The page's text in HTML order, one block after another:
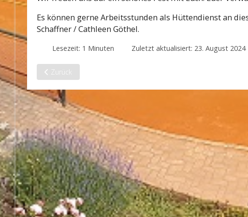
Es können gerne Arbeitsstunden als Hüttendienst an
Schaffner / Cathleen Göthel.
Lesezeit: 1 Minuten Zuletzt aktualisiert: 23. August 2024
Vorheriger Beitrag: Mixed: Siegesserie hält an
Zurück